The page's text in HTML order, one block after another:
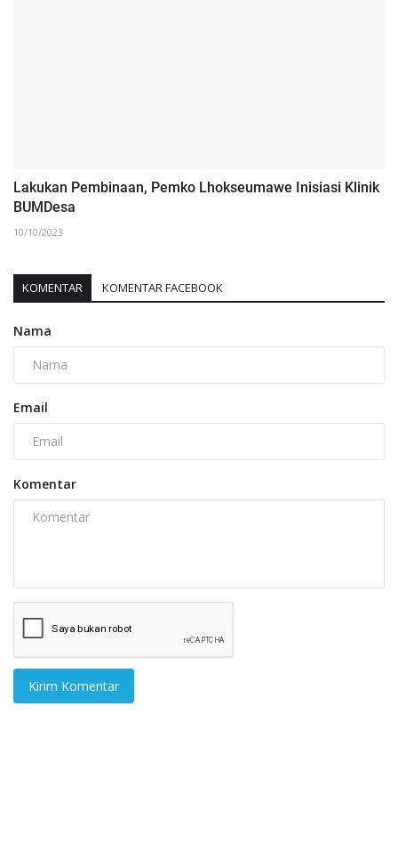
Lakukan Pembinaan, Pemko Lhokseumawe Inisiasi Klinik
BUMDesa
10/10/2023
KOMENTAR KOMENTAR FACEBOOK
Nama
Email
Komentar
Kirim Komentar